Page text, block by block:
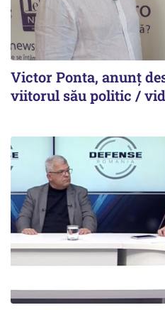
Victor Ponta, anunț
viitorul său politic /